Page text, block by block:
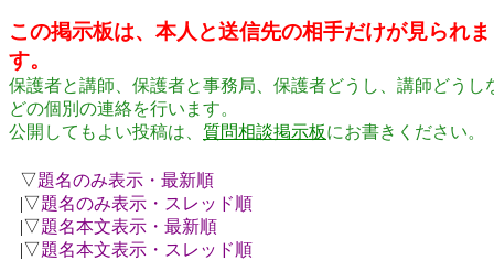
この掲示板は、本人と送信先の相手だけが見られま
す。
保護者と講師、保護者と事務局、保護者どうし、講師どうし
どの個別の連絡を行います。
公開してもよい投稿は、 質問相談掲示板にお書きください。
▽題名のみ表示・最新順
|▽題名のみ表示・スレッド順
|▽題名本文表示・最新順
|▽題名本文表示・スレッド順